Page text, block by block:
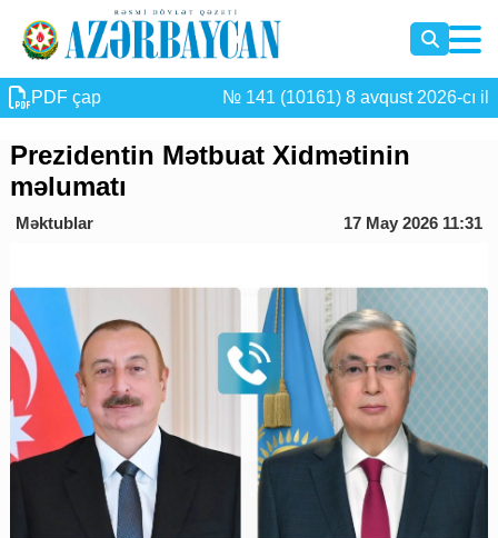
PDF çap № 141 (10161) 8 avqust 2026-cı il
Prezidentin Mətbuat Xidmətinin
məlumatı
Məktublar 17 May 2026 11:31